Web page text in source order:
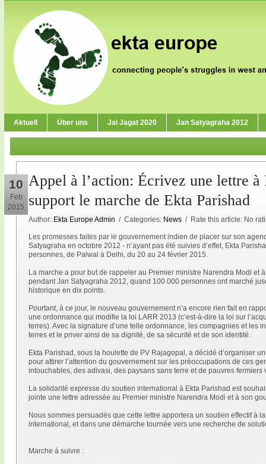
Aktuell Über uns Jai Jagat 2020 Jan Satyagraha 2012
10
Feb
2015
Appel à l’action: Écrivez une lettre
support le marche de Ekta Parishad
Author: Ekta Europe Admin / Categories: News / Rate this article: No
Les promesses faites par le gouvernement indien de placer sur son
Satyagraha en octobre 2012 - n’ayant pas été suivies d’effet, Ekta
personnes, de Palwal à Delhi, du 20 au 24 février 2015.
La marche a pour but de rappeler au Premier ministre Narendra Modi et
pendant Jan Satyagraha 2012, quand 100 000 personnes ont marché
historique en dix points.
Pourtant, à ce jour, le nouveau gouvernement n’a encore rien fait en
une ordonnance qui modifie la loi LARR 2013 (c’est-à-dire la loi sur
terres). Avec la signature d’une telle ordonnance, les compagnies et les
terres et le priver ainsi de sa dignité, de sa sécurité et de son identité.
Ekta Parishad, sous la houlette de PV Rajagopal, a décidé d’organiser
pour attirer l’attention du gouvernement sur les préoccupations de ces
intouchables, des adivasi, des paysans sans terre et de pauvres fermiers
La solidarité expresse du soutien international à Ekta Parishad est
jointe une lettre adressée au Premier ministre Narendra Modi et à son
Nous sommes persuadés que cette lettre apportera un soutien effectif à
international, et dans une démarche tournée vers une recherche de
Marche à suivre :